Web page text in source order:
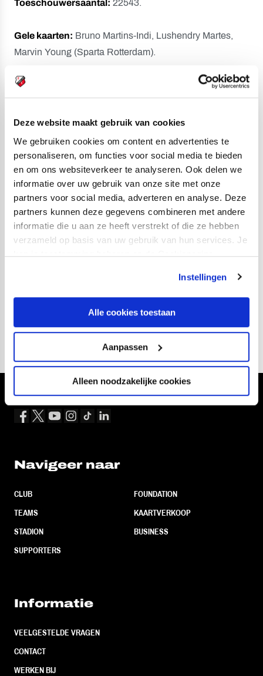
Deze website maakt gebruik van cookies
We gebruiken cookies om content en advertenties te
personaliseren, om functies voor social media te bieden
en om ons websiteverkeer te analyseren. Ook delen we
informatie over uw gebruik van onze site met onze
partners voor social media, adverteren en analyse. Deze
partners kunnen deze gegevens combineren met andere
informatie die u aan ze heeft verstrekt of die ze hebben
verzameld op basis van uw gebruik van hun services. Je
kan je toestemming beheren op de Cookiepagina.
Instellingen
Alle cookies toestaan
Aanpassen
Alleen noodzakelijke cookies
Toeschouwersaantal: 22543.
Gele kaarten: Bruno Martins-Indi, Lushendry Martes,
Marvin Young (Sparta Rotterdam).
Opstelling FC Utrecht:
/81. Oualid Agougil), Souffian El Karouani; Alonzo
Enwanda (46. Gjivai Zechiël), Can Bozdogan, Dani de
Wit; Jesper Karlsson (62.Adrian Blake), Miguel
Opstelling Sparta Rotterdam:
Joël Drommel; Lushendry Martes (80. Shurandy
Sambo), Marvin Young, Bruno Martins-Indi, Teo
Roaldsoy); Mitchell van Bergen, Tobias Lauritsen,
Shunsuke Mito.
Volg ons ook via
Navigeer naar
CLUB
TEAMS
STADION
SUPPORTERS
FOUNDATION
KAARTVERKOOP
BUSINESS
Informatie
VEELGESTELDE VRAGEN
CONTACT
WERKEN BIJ